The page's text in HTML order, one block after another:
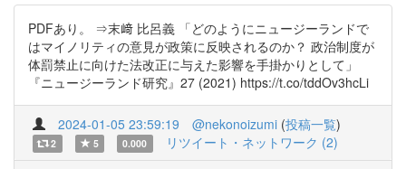
PDFあり。 ⇒末﨑 比呂義 「どのようにニュージーランドで
はマイノリティの意見が政策に反映されるのか？ 政治制度が
体罰禁止に向けた法改正に与えた影響を手掛かりとして」
『ニュージーランド研究』27 (2021) https://t.co/tddOv3hcLi
2024-01-05 23:59:19 @nekonoizumi (投稿一覧)
2 5 0.000 リツイート・ネットワーク (2)